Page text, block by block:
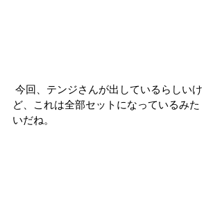
ど、これは全部セットになっているみた
いだね。